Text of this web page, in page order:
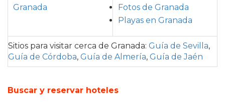
Granada
Fotos de Granada
Playas en Granada
Sitios para visitar cerca de Granada: Guía de Sevilla,
Guía de Córdoba, Guía de Almería, Guía de Jaén
Buscar y reservar hoteles